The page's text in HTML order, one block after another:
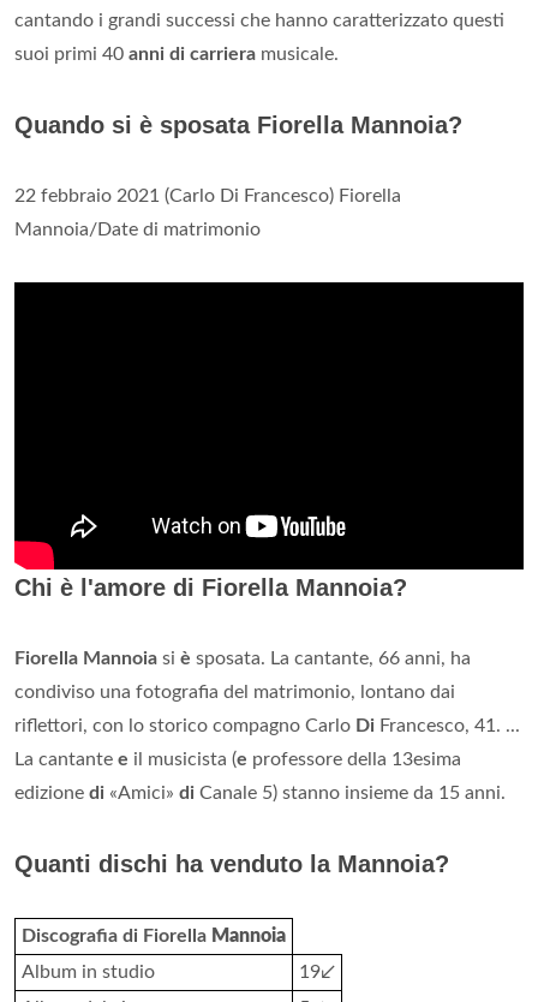
cantando i grandi successi che hanno caratterizzato questi
suoi primi 40 anni di carriera musicale.
Quando si è sposata Fiorella Mannoia?
22 febbraio 2021 (Carlo Di Francesco) Fiorella
Mannoia/Date di matrimonio
Chi è l'amore di Fiorella Mannoia?
Fiorella Mannoia si è sposata. La cantante, 66 anni, ha
condiviso una fotografia del matrimonio, lontano dai
riflettori, con lo storico compagno Carlo Di Francesco, 41. ...
La cantante e il musicista (e professore della 13esima
edizione di «Amici» di Canale 5) stanno insieme da 15 anni.
Quanti dischi ha venduto la Mannoia?
Discografia di Fiorella Mannoia
Album in studio
19↙